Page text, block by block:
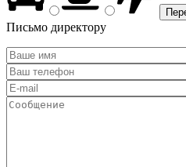
Письмо директору